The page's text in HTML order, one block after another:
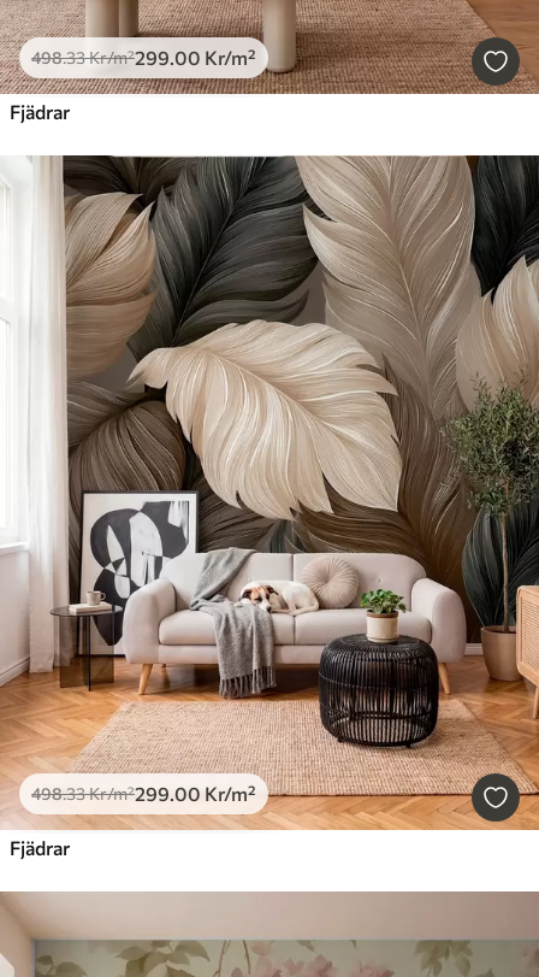
498.33Kr/m²299.00 Kr/m²
Fjädrar
498.33Kr/m²299.00 Kr/m²
Fjädrar